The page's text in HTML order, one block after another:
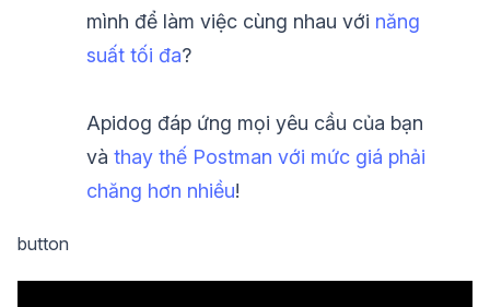
mình để làm việc cùng nhau với năng
suất tối đa?
Apidog đáp ứng mọi yêu cầu của bạn
vàthay thế Postman với mức giá phải
chăng hơn nhiều!
button